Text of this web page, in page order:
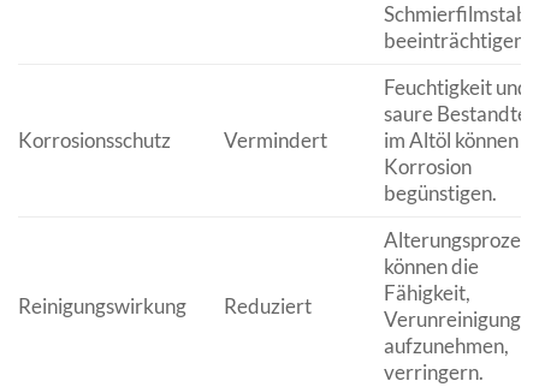
beeinträchtigen.
Korrosionsschutz Vermindert
Feuchtigkeit und
saure
im Altöl können
Korrosion
begünstigen.
Reinigungswirkung Reduziert
können die
Fähigkeit,
aufzunehmen,
verringern.